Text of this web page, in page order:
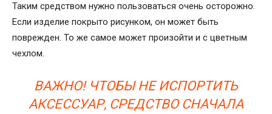
Таким средством нужно пользоваться очень осторожно.
Если изделие покрыто рисунком, он может быть
поврежден. То же самое может произойти и с цветным
чехлом.
ВАЖНО! ЧТОБЫ НЕ ИСПОРТИТЬ
АКСЕССУАР, СРЕДСТВО СНАЧАЛА